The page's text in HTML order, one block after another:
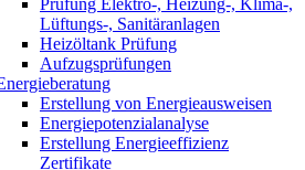
Lüftungs-, Sanitäranlagen
Heizöltank Prüfung
Aufzugsprüfungen
Erstellung von Energieausweisen
Energiepotenzialanalyse
Erstellung Energieeffizienz
Zertifikate